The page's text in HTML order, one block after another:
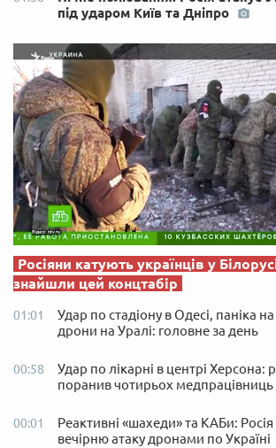
під ударом Київ та Дніпро
Росіяни катують українців у
знайшли цей концтабір
01:01
Удар по стадіону в Одесі, паніка
дрони на Уралі: головне за день
00:58
Удар по лікарні в центрі Херсона:
поранив чотирьох медпрацівниць
00:01
Реактивні «шахеди» та КАБи:
вечірню атаку дронами по Україні